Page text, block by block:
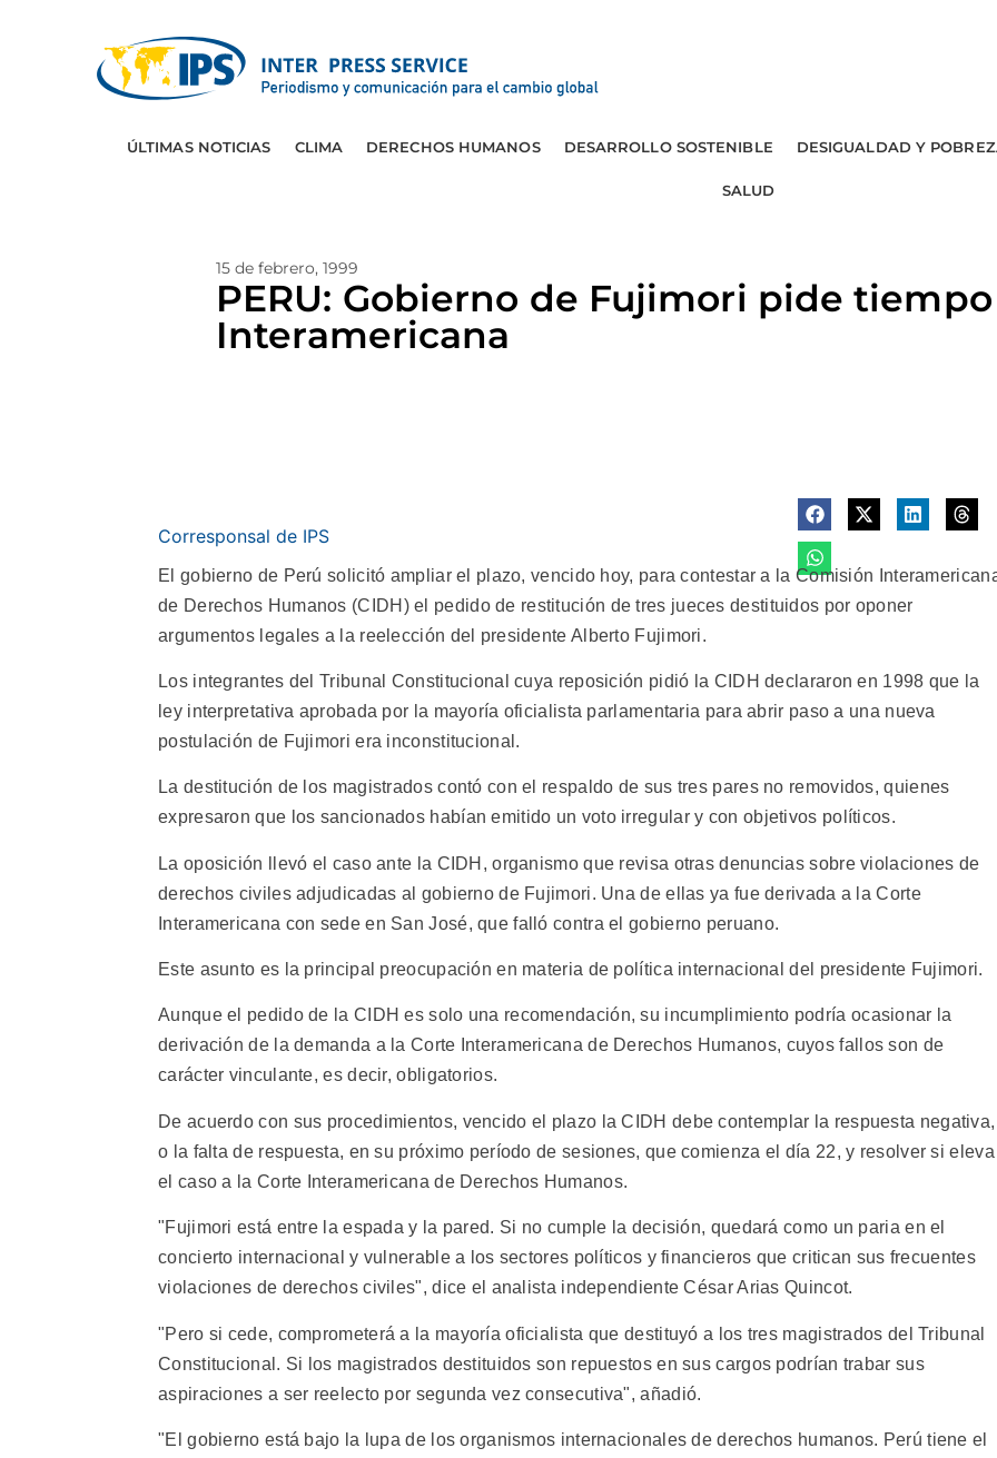
ÚLTIMAS NOTICIAS CLIMA DERECHOS HUMANOS DESARROLLO SOSTENIBLE DESIGUALDAD Y
SALUD
15 de febrero, 1999
PERU: Gobierno de Fujimori pide
Interamericana
Corresponsal de IPS
El gobierno de Perú solicitó ampliar el plazo, vencido hoy, para contestar a la Comisión
de Derechos Humanos (CIDH) el pedido de restitución de tres jueces destituidos por oponer
argumentos legales a la reelección del presidente Alberto Fujimori.
Los integrantes del Tribunal Constitucional cuya reposición pidió la CIDH declararon en 1998 que la
ley interpretativa aprobada por la mayoría oficialista parlamentaria para abrir paso a una nueva
postulación de Fujimori era inconstitucional.
La destitución de los magistrados contó con el respaldo de sus tres pares no removidos, quienes
expresaron que los sancionados habían emitido un voto irregular y con objetivos políticos.
La oposición llevó el caso ante la CIDH, organismo que revisa otras denuncias sobre violaciones de
derechos civiles adjudicadas al gobierno de Fujimori. Una de ellas ya fue derivada a la Corte
Interamericana con sede en San José, que falló contra el gobierno peruano.
Este asunto es la principal preocupación en materia de política internacional del presidente Fujimori.
Aunque el pedido de la CIDH es solo una recomendación, su incumplimiento podría ocasionar la
derivación de la demanda a la Corte Interamericana de Derechos Humanos, cuyos fallos son de
carácter vinculante, es decir, obligatorios.
De acuerdo con sus procedimientos, vencido el plazo la CIDH debe contemplar la respuesta negativa,
o la falta de respuesta, en su próximo período de sesiones, que comienza el día 22, y resolver si eleva
el caso a la Corte Interamericana de Derechos Humanos.
"Fujimori está entre la espada y la pared. Si no cumple la decisión, quedará como un paria en el
concierto internacional y vulnerable a los sectores políticos y financieros que critican sus frecuentes
violaciones de derechos civiles", dice el analista independiente César Arias Quincot.
"Pero si cede, comprometerá a la mayoría oficialista que destituyó a los tres magistrados del Tribunal
Constitucional. Si los magistrados destituidos son repuestos en sus cargos podrían trabar sus
aspiraciones a ser reelecto por segunda vez consecutiva", añadió.
"El gobierno está bajo la lupa de los organismos internacionales de derechos humanos. Perú tiene el